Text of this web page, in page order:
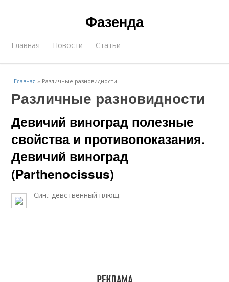
Фазенда
Главная Новости Статьи
Главная » Различные разновидности
Различные разновидности
Девичий виноград полезные
свойства и противопоказания.
Девичий виноград
(Parthenocissus)
Син.: девственный плющ.